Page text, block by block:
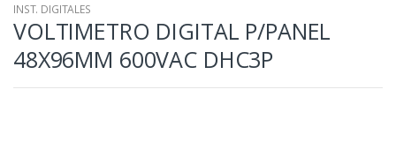
INST. DIGITALES
VOLTIMETRO DIGITAL P/PANEL
48X96MM 600VAC DHC3P